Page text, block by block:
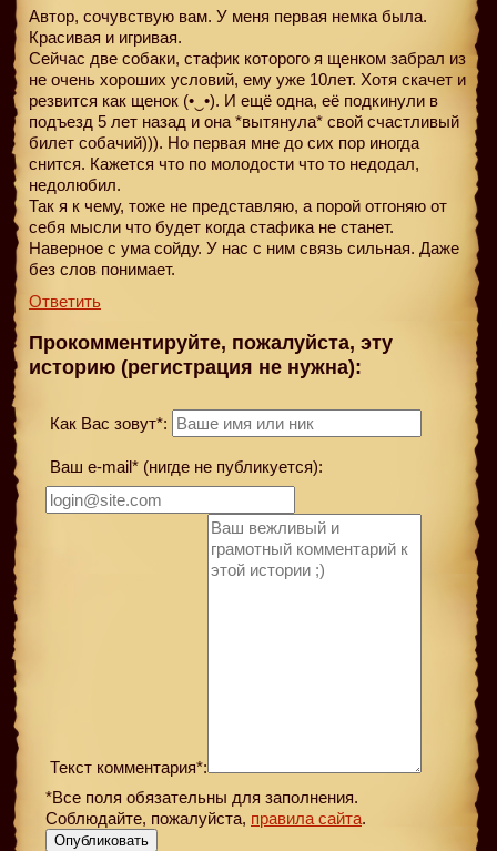
Автор, сочувствую вам. У меня первая немка была.
Красивая и игривая.
Сейчас две собаки, стафик которого я щенком забрал из
не очень хороших условий, ему уже 10лет. Хотя скачет и
резвится как щенок (•‿•). И ещё одна, её подкинули в
подъезд 5 лет назад и она *вытянула* свой счастливый
билет собачий))). Но первая мне до сих пор иногда
снится. Кажется что по молодости что то недодал,
недолюбил.
Так я к чему, тоже не представляю, а порой отгоняю от
себя мысли что будет когда стафика не станет.
Наверное с ума сойду. У нас с ним связь сильная. Даже
без слов понимает.
Ответить
Прокомментируйте, пожалуйста, эту
историю (регистрация не нужна):
Как Вас зовут*:
Ваш e-mail* (нигде не публикуется):
Текст комментария*:
*Все поля обязательны для заполнения.
Соблюдайте, пожалуйста, правила сайта.
Опубликовать